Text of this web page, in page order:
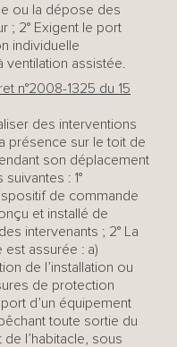
ou la dépose des
; 2° Exigent le port
individuelle
ventilation assistée.
n°2008-1325 du 15
des interventions
présence sur le toit de
son déplacement
: 1°
de commande
et installé de
intervenants ; 2° La
assurée : a)
de l’installation ou
de protection
d’un équipement
toute sortie du
l’habitacle, sous